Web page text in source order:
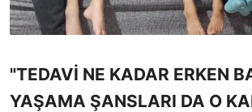
"TEDAVİ NE KADAR ERKEN
YAŞAMA ŞANSLARI DA O